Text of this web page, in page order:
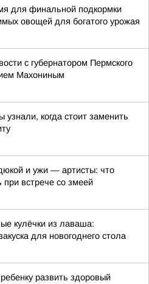
для финальной подкормки
овощей для богатого урожая
с губернатором Пермского
Махониным
узнали, когда стоит заменить
и ужи — артисты: что
при встрече со змеей
кулёчки из лаваша:
для новогоднего стола
развить здоровый